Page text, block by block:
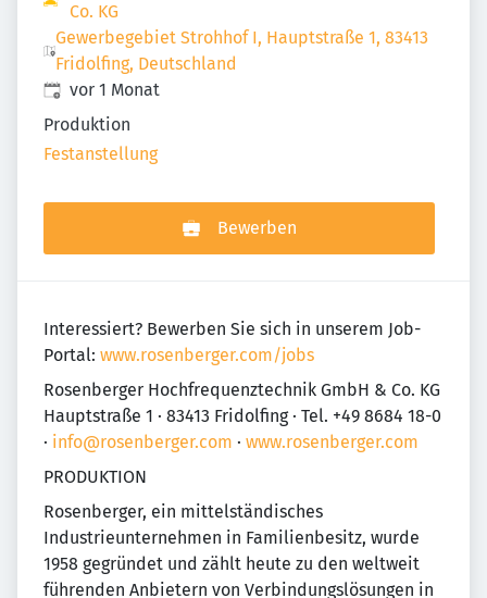
Co. KG
Gewerbegebiet Strohhof I, Hauptstraße 1, 83413
Fridolfing, Deutschland
Veröffentlicht:
vor 1 Monat
Produktion
Festanstellung
Bewerben
Interessiert? Bewerben Sie sich in unserem Job-
Portal: www.rosenberger.com/jobs
Rosenberger Hochfrequenztechnik GmbH & Co. KG
Hauptstraße 1 · 83413 Fridolfing · Tel. +49 8684 18-0
· info@rosenberger.com · www.rosenberger.com
PRODUKTION
Rosenberger, ein mittelständisches
Industrieunternehmen in Familienbesitz, wurde
1958 gegründet und zählt heute zu den weltweit
führenden Anbietern von Verbindungslösungen in